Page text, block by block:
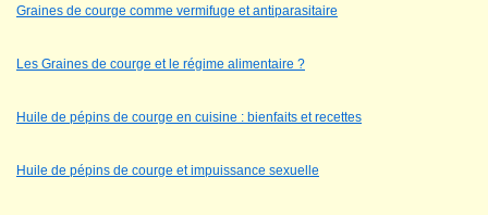
Graines de courge comme vermifuge et antiparasitaire
Les Graines de courge et le régime alimentaire ?
Huile de pépins de courge en cuisine : bienfaits et recettes
Huile de pépins de courge et impuissance sexuelle